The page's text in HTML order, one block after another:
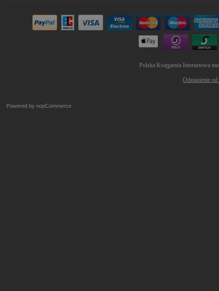
Polska Księgarnia Internetowa
Odstąpienie
Powered by nopCommerce